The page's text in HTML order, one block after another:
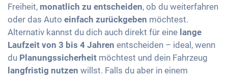
Freiheit, monatlich zu entscheiden, ob du weiterfahren
oder das Auto einfach zurückgeben möchtest.
Alternativ kannst du dich auch direkt für eine lange
Laufzeit von 3 bis 4 Jahren entscheiden – ideal, wenn
du Planungssicherheit möchtest und dein Fahrzeug
langfristig nutzen willst. Falls du aber in einem